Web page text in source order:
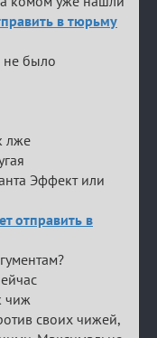
в тюрьму
не было
лже
Эффект или
отправить в
чиж
своих чижей,